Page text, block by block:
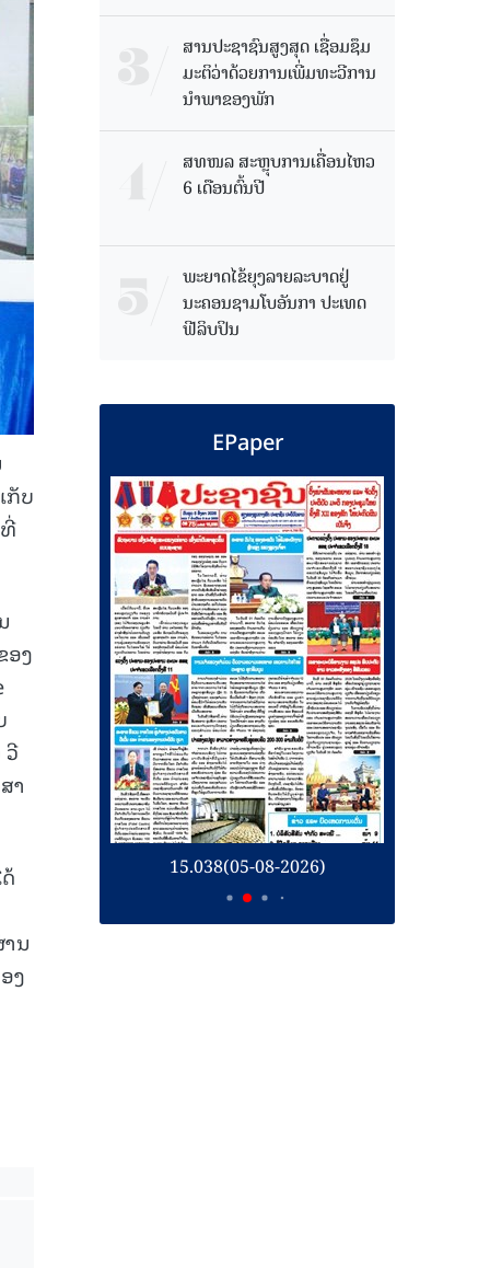
ກັບ
ອງ
ວີ
າ
ນ
ງ
ສານປະຊາຊົນສູງສຸດ ເຊື່ອມຊຶມ
ມະຕິວ່າດ້ວຍການເພີ່ມທະວີການ
ນຳພາຂອງພັກ
ສທໜລ ສະຫຼຸບການເຄື່ອນໄຫວ
6 ເດືອນຕົ້ນປີ
ພະຍາດໄຂ້ຍຸງລາຍລະບາດຢູ່
ນະຄອນຊາມໂບ​ອັນກາ ປະເທດ
ຟີລິບປິນ
EPaper
15.038(05-08-2026)